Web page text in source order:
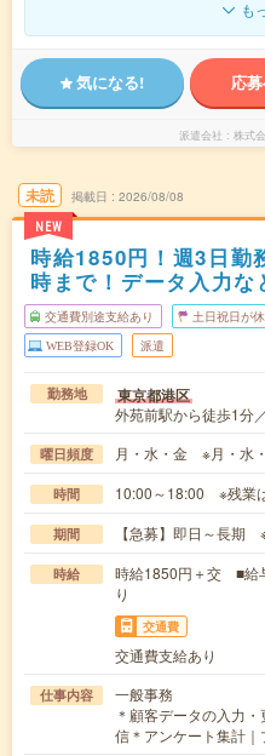
も
気になる! 応
派遣会社 株式
未読
NEW
掲載日 2026/08/08
時給1850円！週3日勤
時まで！データ入力な
交通費別途支給あり 土日祝日が
WEB登録OK 派遣
勤務地 東京都港区
外苑前駅から徒歩1分
曜日頻度 月・水・金 ※月・水
時間 10:00～18:00 ※残業
期間 【急募】即日～長期
時給
時給1850円＋交 ■給
り
交通費
交通費支給あり
仕事内容
一般事務
＊顧客データの入力
信＊アンケート集計